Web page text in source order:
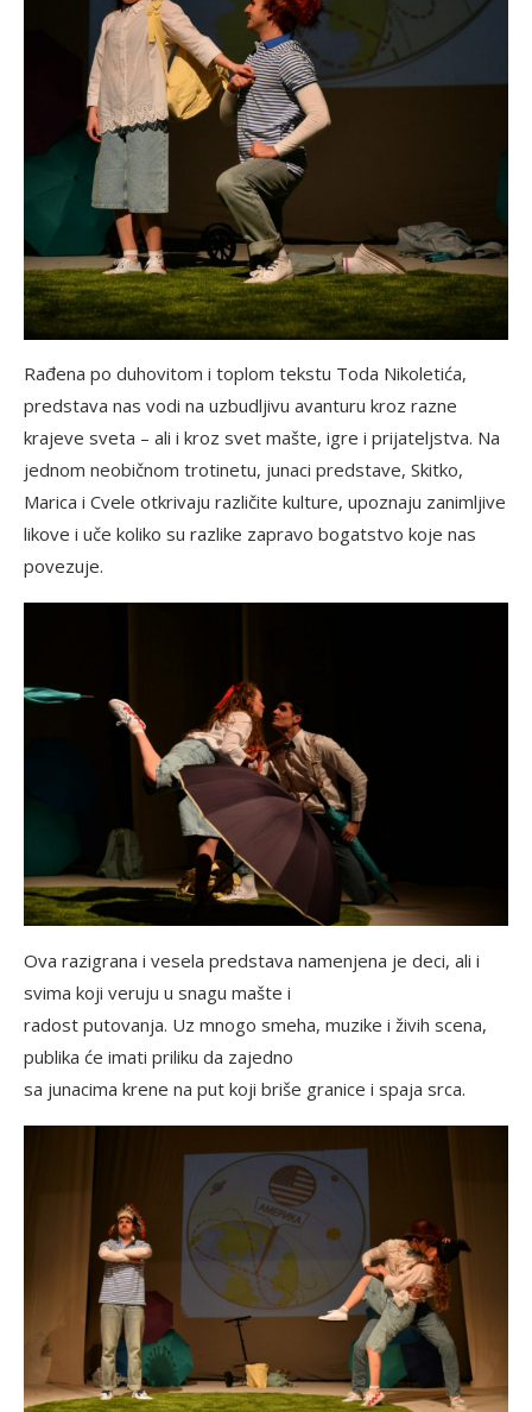
Rađena po duhovitom i toplom tekstu Toda Nikoletića,
predstava nas vodi na uzbudljivu avanturu kroz razne
krajeve sveta – ali i kroz svet mašte, igre i prijateljstva. Na
jednom neobičnom trotinetu, junaci predstave, Skitko,
Marica i Cvele otkrivaju različite kulture, upoznaju zanimljive
likove i uče koliko su razlike zapravo bogatstvo koje nas
povezuje.
Ova razigrana i vesela predstava namenjena je deci, ali i
svima koji veruju u snagu mašte i
radost putovanja. Uz mnogo smeha, muzike i živih scena,
publika će imati priliku da zajedno
sa junacima krene na put koji briše granice i spaja srca.